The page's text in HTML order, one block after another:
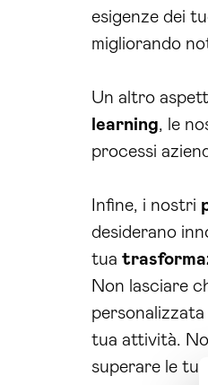
esigenze dei
migliorando
Un altro
learning, le
processi
Infine, i nostri
desiderano
tua
Non lasciare
tua attività.
superare le